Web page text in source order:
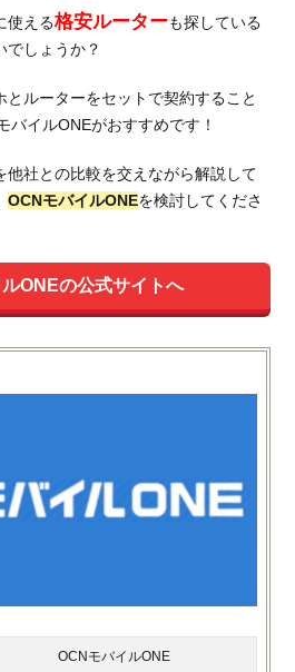
使える格安ルーターも探している
でしょうか？
ルーターをセットで契約すること
バイルONEがおすすめです！
他社との比較を交えながら解説して
OCNモバイルONEを検討してくださ
ONEの公式サイトへ
OCNモバイルONE